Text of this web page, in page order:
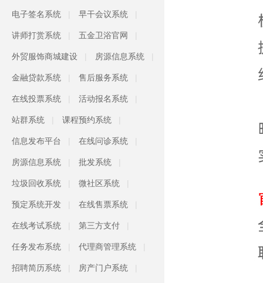
电子签名系统 早干会议系统
讲师打赏系统 五金卫浴官网
外贸服饰商城建设 房源信息系统
金融贷款系统 售后服务系统
在线投票系统 活动报名系统
站群系统 课程预约系统
信息发布平台 在线问诊系统
房源信息系统 批发系统
垃圾回收系统 微社区系统
预定系统开发 在线售票系统
在线考试系统 第三方支付
任务发布系统 代理商管理系统
招聘简历系统 房产门户系统